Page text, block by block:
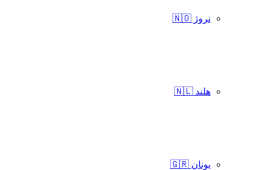
نروژ 🇳🇴
هلند 🇳🇱
یونان 🇬🇷